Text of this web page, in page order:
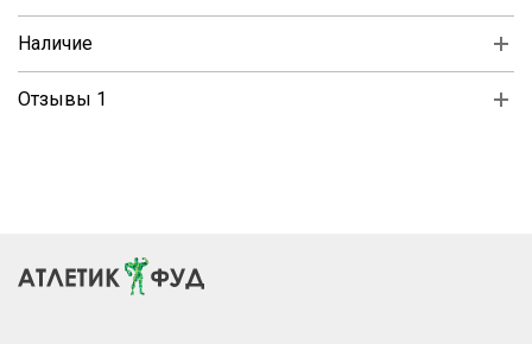
Наличие
Отзывы 1